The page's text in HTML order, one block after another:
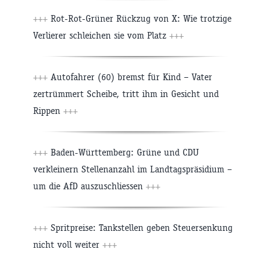
+++ Rot-Rot-Grüner Rückzug von X: Wie trotzige
Verlierer schleichen sie vom Platz +++
+++ Autofahrer (60) bremst für Kind – Vater
zertrümmert Scheibe, tritt ihm in Gesicht und
Rippen +++
+++ Baden-Württemberg: Grüne und CDU
verkleinern Stellenanzahl im Landtagspräsidium –
um die AfD auszuschliessen +++
+++ Spritpreise: Tankstellen geben Steuersenkung
nicht voll weiter +++